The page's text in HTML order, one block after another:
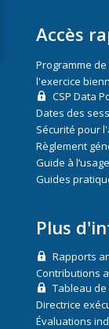
Accès
Programme
l'exercice
CSP Data
Dates des
Sécurité pour
Règlement
Guide à
Guides
Plus
Rapports
Contributions
Tableau
Directrice
Évaluations